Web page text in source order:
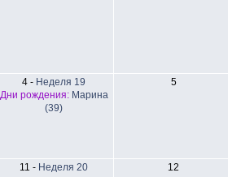
4 - Неделя 19
Дни рождения: Марина
(39)
5
11 - Неделя 20 12